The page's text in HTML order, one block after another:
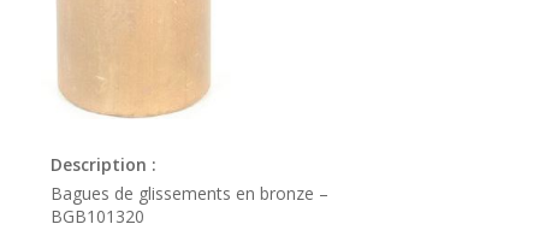
Description :
Bagues de glissements en bronze –
BGB101320